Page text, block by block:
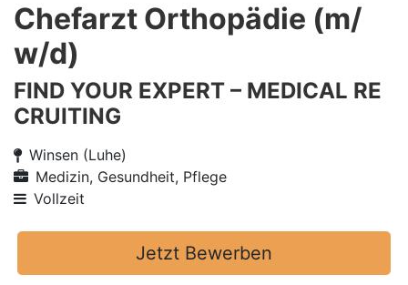
Chefarzt Orthopädie (m/
w/d)
FIND YOUR EXPERT – MEDICAL RE
CRUITING
Winsen (Luhe)
Medizin, Gesundheit, Pflege
Vollzeit
Jetzt Bewerben